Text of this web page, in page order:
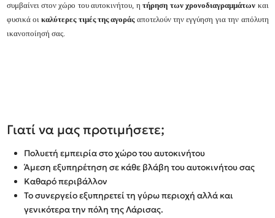
συμβαίνει στον χώρο του αυτοκινήτου, ητήρηση των χρονοδιαγραμμάτων και
φυσικά οικαλύτερες τιμές της αγοράςαποτελούν την εγγύηση για την απόλυτη
ικανοποίησή σας.
Γιατί να μας προτιμήσετε;
Πολυετή εμπειρία στο χώρο του αυτοκινήτου
Άμεση εξυπηρέτηση σε κάθε βλάβη του αυτοκινήτου σας
Καθαρό περιβάλλον
Το συνεργείο εξυπηρετεί τη γύρω περιοχή αλλά και
γενικότερα την πόλη της Λάρισας.